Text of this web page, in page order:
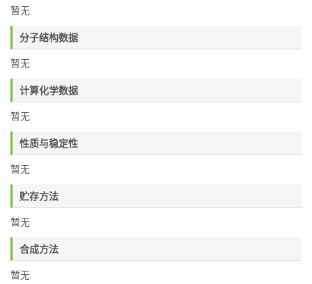
暂无
分子结构数据
暂无
计算化学数据
暂无
性质与稳定性
暂无
贮存方法
暂无
合成方法
暂无